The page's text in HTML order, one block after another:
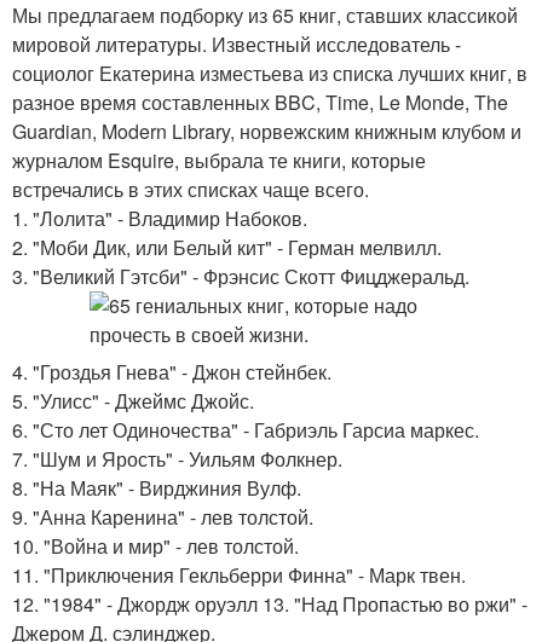
Мы предлагаем подборку из 65 книг, ставших классикой
мировой литературы. Известный исследователь -
социолог Екатерина изместьева из списка лучших книг, в
разное время составленных BBC, Time, Le Monde, The
Guardian, Modern Library, норвежским книжным клубом и
журналом Esquire, выбрала те книги, которые
встречались в этих списках чаще всего.
1. "Лолита" - Владимир Набоков.
2. "Моби Дик, или Белый кит" - Герман мелвилл.
3. "Великий Гэтсби" - Фрэнсис Скотт Фицджеральд.
4. "Гроздья Гнева" - Джон стейнбек.
5. "Улисс" - Джеймс Джойс.
6. "Сто лет Одиночества" - Габриэль Гарсиа маркес.
7. "Шум и Ярость" - Уильям Фолкнер.
8. "На Маяк" - Вирджиния Вулф.
9. "Анна Каренина" - лев толстой.
10. "Война и мир" - лев толстой.
11. "Приключения Гекльберри Финна" - Марк твен.
12. "1984" - Джордж оруэлл 13. "Над Пропастью во ржи" -
Джером Д. сэлинджер.